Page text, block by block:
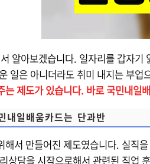
알아보겠습니다. 일자리를 갑자
일은 아니더라도 취미 내지는 부
제도가 있습니다. 바로 국민내일
내일배움카드는 단과반
서 만들어진 제도였습니다. 실직
상담을 시작으로해서 관련된 직업